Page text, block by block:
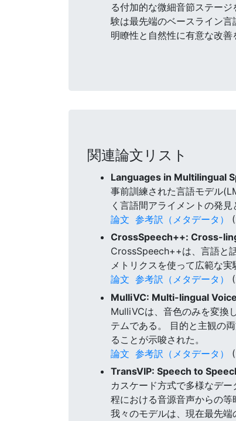
る付加的な微細音節ステー
験は最先端のベースライン
明瞭性と自然性に有意な改善
関連論文リスト
Languages in Multilingual
事前訓練された言語モデル
く言語間アライメントの発
論文 参考訳（メタデータ）
CrossSpeech++: Cross-
CrossSpeech++は、言語と
メトリクスを使って広範な
論文 参考訳（メタデータ）
MulliVC: Multi-lingual
MulliVCは、音色のみを変換
テムである。 目的と主観の
ることが示唆された。
論文 参考訳（メタデータ）
TransVIP: Speech to
カスケード方式で多様なデ
程における音源音声からの
我々のモデルは、現在最先端